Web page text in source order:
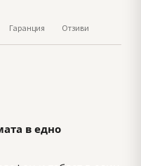
Гаранция Отзиви
в едно